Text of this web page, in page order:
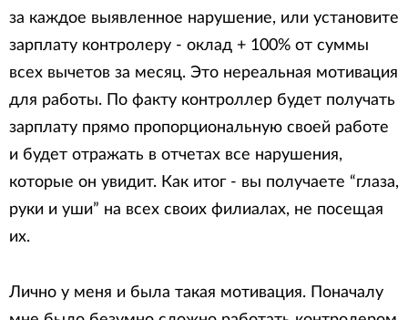
за каждое выявленное нарушение, или установите
зарплату контролеру - оклад + 100% от суммы
всех вычетов за месяц. Это нереальная мотивация
для работы. По факту контроллер будет получать
зарплату прямо пропорциональную своей работе
и будет отражать в отчетах все нарушения,
которые он увидит. Как итог - вы получаете “глаза,
руки и уши” на всех своих филиалах, не посещая
их.
Лично у меня и была такая мотивация. Поначалу